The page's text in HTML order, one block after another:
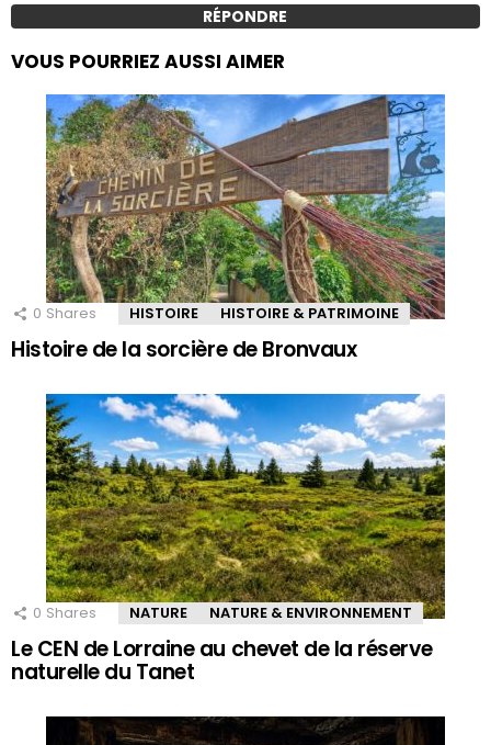
RÉPONDRE
VOUS POURRIEZ AUSSI AIMER
0 Shares HISTOIRE HISTOIRE & PATRIMOINE
Histoire de la sorcière de Bronvaux
0 Shares NATURE NATURE & ENVIRONNEMENT
Le CEN de Lorraine au chevet de la réserve
naturelle du Tanet